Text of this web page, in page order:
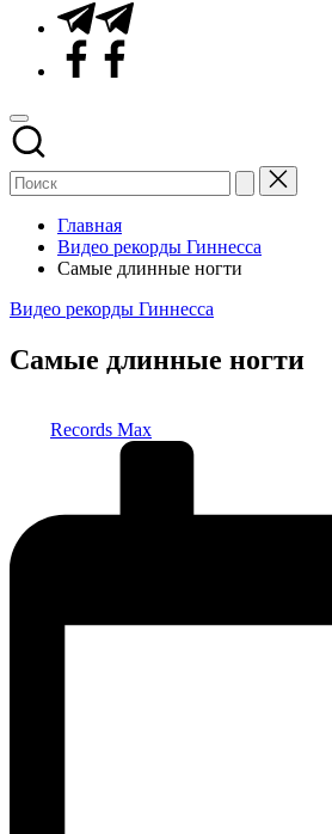
Telegram
Facebook
Главная
Видео рекорды Гиннесса
Самые длинные ногти
Опубликовано
Видео рекорды Гиннесса
Самые длинные ногти
Records Max